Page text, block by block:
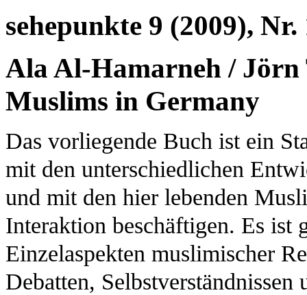
sehepunkte 9 (2009), Nr.
Ala Al-Hamarneh / Jörn
Muslims in Germany
Das vorliegende Buch ist ein
mit den unterschiedlichen
und mit den hier lebenden
Interaktion beschäftigen. Es ist
Einzelaspekten muslimischer
Debatten, Selbstverständnissen